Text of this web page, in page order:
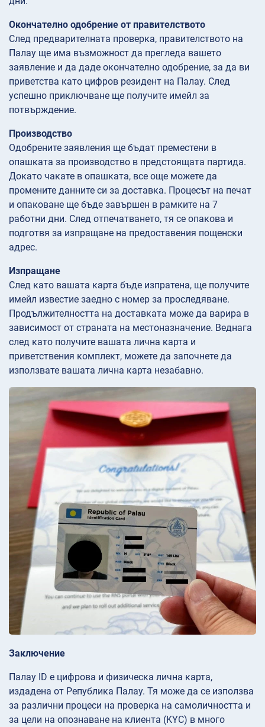
Окончателно одобрение от правителството
След предварителната проверка, правителството на
Палау ще има възможност да прегледа вашето
заявление и да даде окончателно одобрение, за да ви
приветства като цифров резидент на Палау. След
успешно приключване ще получите имейл за
потвърждение.
Производство
Одобрените заявления ще бъдат преместени в
опашката за производство в предстоящата партида.
Докато чакате в опашката, все още можете да
промените данните си за доставка. Процесът на печат
и опаковане ще бъде завършен в рамките на 7
работни дни. След отпечатването, тя се опакова и
подготвя за изпращане на предоставения пощенски
адрес.
Изпращане
След като вашата карта бъде изпратена, ще получите
имейл известие заедно с номер за проследяване.
Продължителността на доставката може да варира в
зависимост от страната на местоназначение. Веднага
след като получите вашата лична карта и
приветствения комплект, можете да започнете да
използвате вашата лична карта незабавно.
Заключение
Палау ID е цифрова и физическа лична карта,
издадена от Република Палау. Тя може да се използва
за различни процеси на проверка на самоличността и
за цели на опознаване на клиента (KYC) в много